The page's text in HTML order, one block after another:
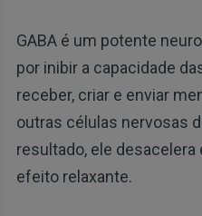
GABA é um potente
por inibir a capacidade
receber, criar e enviar
outras células nervosas
resultado, ele
efeito relaxante.